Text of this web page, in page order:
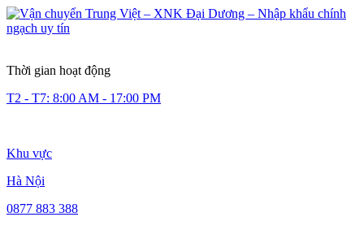
Thời gian hoạt động
T2 - T7: 8:00 AM - 17:00 PM
Khu vực
Hà Nội
0877 883 388